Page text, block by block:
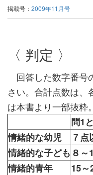
掲載号： 2009年11月号
〈 判定 〉
回答した数字番号
さい。合計点数は、
は本書より一部抜粋。
問1
情緒的な幼児
７点
情緒的な子ども ８～
情緒的青年
15～